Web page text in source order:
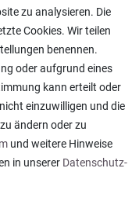
zu analysieren. Die
Cookies. Wir teilen
benennen.
oder aufgrund eines
kann erteilt oder
einzuwilligen und die
ändern oder zu
und weitere Hinweise
in unserer Daten­schutz­